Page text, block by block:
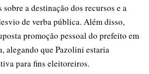
a destinação dos recursos e a
de verba pública. Além disso,
promoção pessoal do prefeito em
alegando que Pazolini estaria
para fins eleitoreiros.